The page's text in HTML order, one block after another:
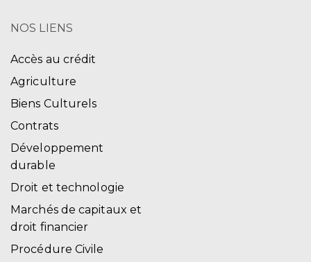
NOS LIENS
Accès au crédit
Agriculture
Biens Culturels
Contrats
Développement
durable
Droit et technologie
Marchés de capitaux et
droit financier
Procédure Civile